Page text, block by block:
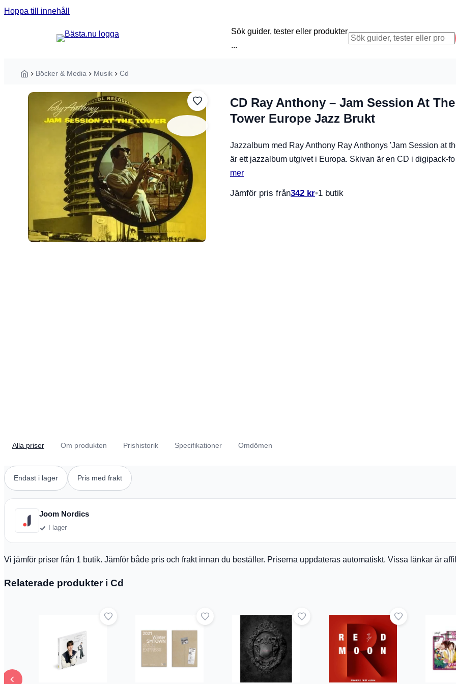
Hoppa till innehåll
Sök guider, tester eller produkter
...
Sök guider, tester eller produkter ...
Hem
Böcker & Media Musik Cd
CD Ray Anthony – Jam Session At The
Tower Europe Jazz Brukt
Jazzalbum med Ray Anthony Ray Anthonys 'Jam Session at
är ett jazzalbum utgivet i Europa. Skivan är en CD i digipack-
mer
Jämför pris från342 kr 1 butik
Alla priser Om produkten Prishistorik Specifikationer Omdömen
Endast i lager Pris med frakt
Joom Nordics
I lager
Vi jämför priser från 1 butik. Jämför både pris och frakt innan du beställer. Priserna uppdateras automatiskt. Vissa länkar är
Relaterade produkter i Cd